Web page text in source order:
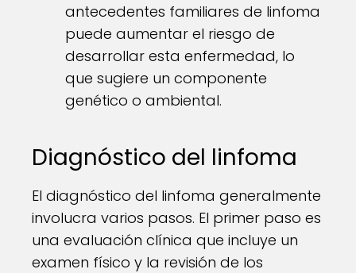
antecedentes familiares de linfoma
puede aumentar el riesgo de
desarrollar esta enfermedad, lo
que sugiere un componente
genético o ambiental.
Diagnóstico del linfoma
El diagnóstico del linfoma generalmente
involucra varios pasos. El primer paso es
una evaluación clínica que incluye un
examen físico y la revisión de los